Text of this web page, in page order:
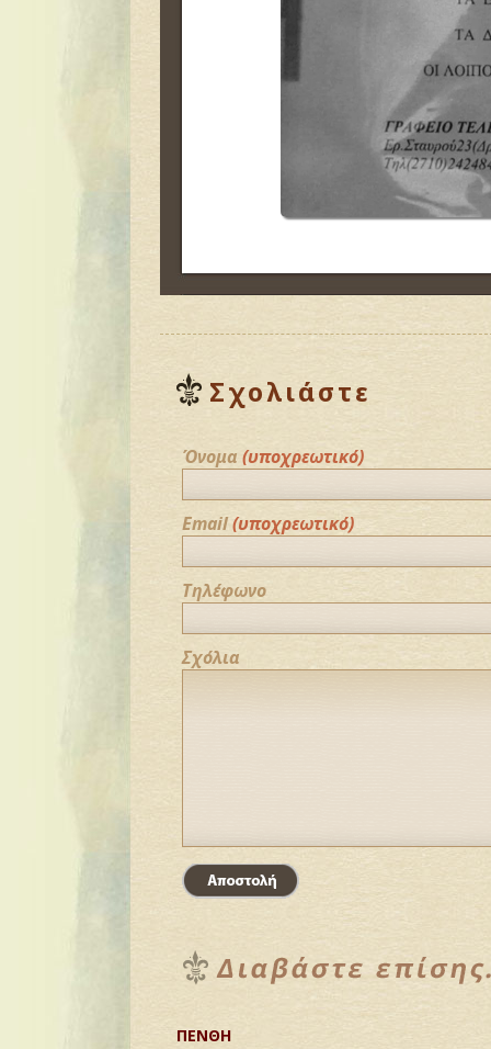
Σχολιάστε
Όνομα (υποχρεωτικό)
Email(υποχρεωτικό)
Τηλέφωνο
Σχόλια
ΠΕΝΘΗ